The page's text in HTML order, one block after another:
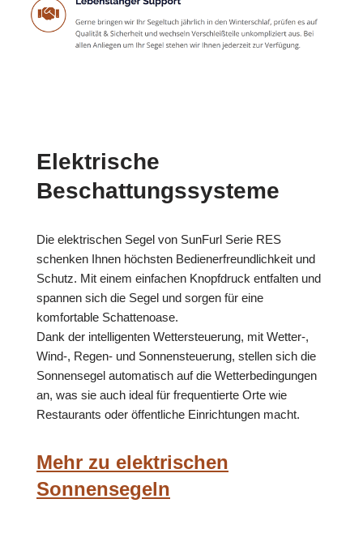
Elektrische
Beschattungssysteme
Die elektrischen Segel von SunFurl Serie RES
schenken Ihnen höchsten Bedienerfreundlichkeit und
Schutz. Mit einem einfachen Knopfdruck entfalten und
spannen sich die Segel und sorgen für eine
komfortable Schattenoase.
Dank der intelligenten Wettersteuerung, mit Wetter-,
Wind-, Regen- und Sonnensteuerung, stellen sich die
Sonnensegel automatisch auf die Wetterbedingungen
an, was sie auch ideal für frequentierte Orte wie
Restaurants oder öffentliche Einrichtungen macht.
Mehr zu elektrischen
Sonnensegeln